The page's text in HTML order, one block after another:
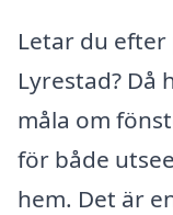
Letar du
Lyrestad?
måla om
för både
hem. Det är